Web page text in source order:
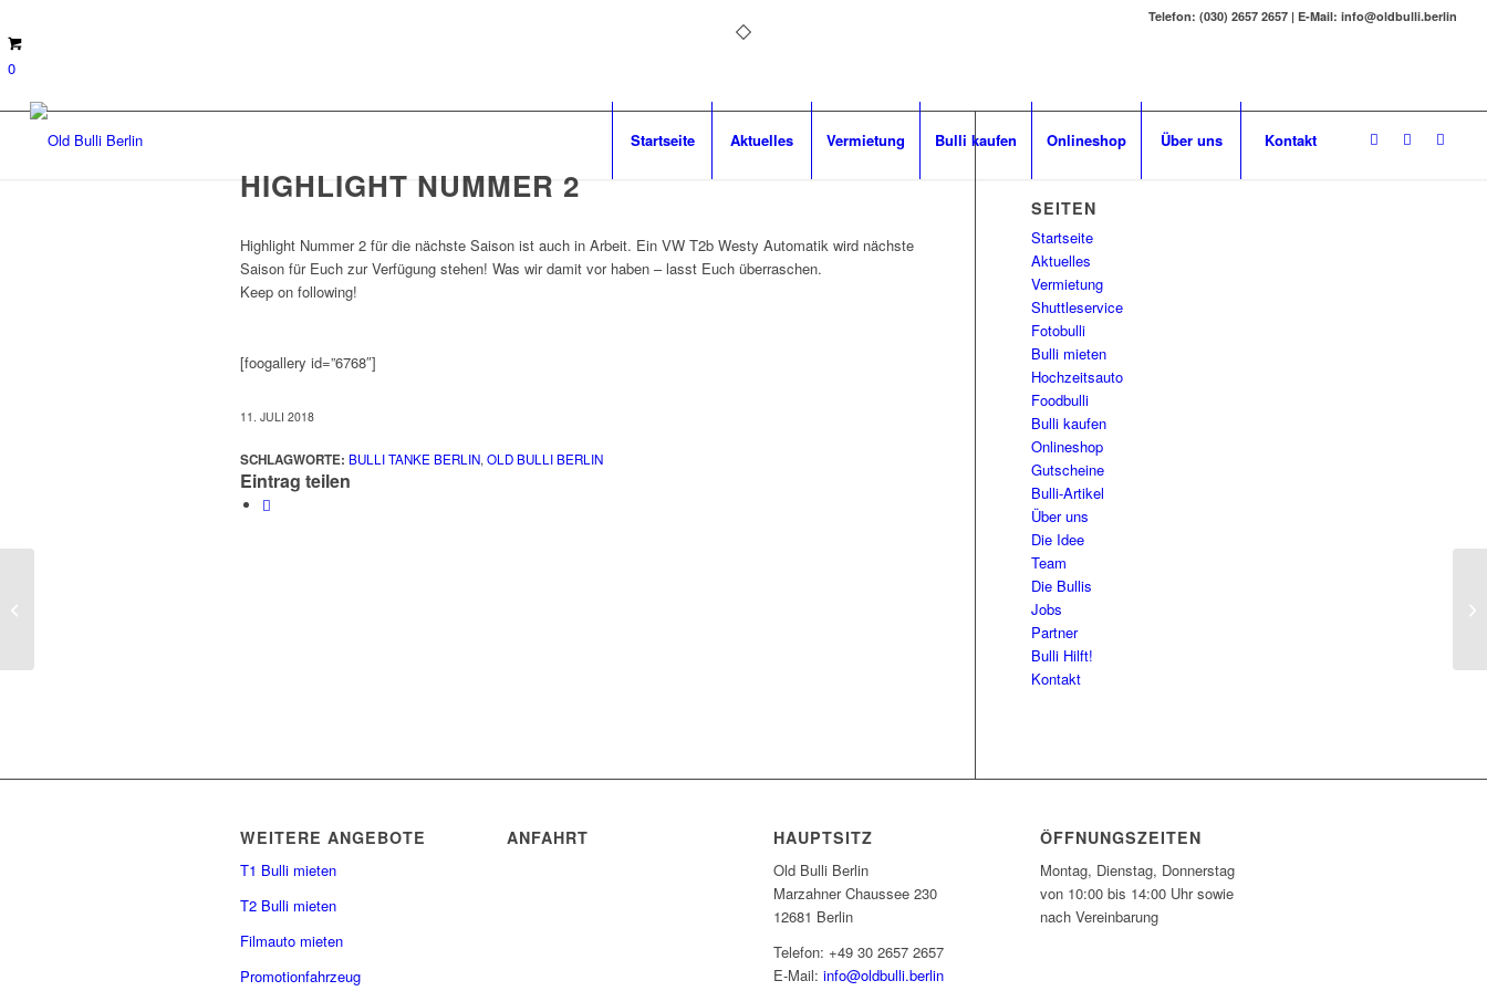
Telefon: (030) 2657 2657 | E-Mail: info@oldbulli.berlin
0
Startseite Aktuelles Vermietung Bulli kaufen Onlineshop Über uns Kontakt
HIGHLIGHT NUMMER 2
Highlight Nummer 2 für die nächste Saison ist auch in Arbeit. Ein VW T2b Westy Automatik wird nächste
Saison für Euch zur Verfügung stehen! Was wir damit vor haben – lasst Euch überraschen.
Keep on following!
[foogallery id=”6768″]
11. JULI 2018
SCHLAGWORTE: BULLI TANKE BERLIN, OLD BULLI BERLIN
Eintrag teilen
SEITEN
Startseite
Aktuelles
Vermietung
Shuttleservice
Fotobulli
Bulli mieten
Hochzeitsauto
Foodbulli
Bulli kaufen
Onlineshop
Gutscheine
Bulli-Artikel
Über uns
Die Idee
Team
Die Bullis
Jobs
Partner
Bulli Hilft!
Kontakt
WEITERE ANGEBOTE
T1 Bulli mieten
T2 Bulli mieten
Filmauto mieten
Promotionfahrzeug
ANFAHRT HAUPTSITZ
Old Bulli Berlin
Marzahner Chaussee 230
12681 Berlin
Telefon: +49 30 2657 2657
E-Mail:info@oldbulli.berlin
ÖFFNUNGSZEITEN
Montag, Dienstag, Donnerstag
von 10:00 bis 14:00 Uhr sowie
nach Vereinbarung